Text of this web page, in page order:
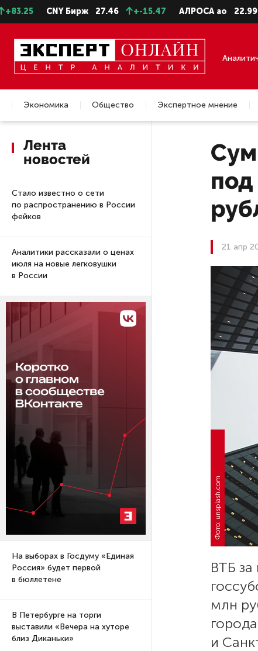
CNY Бирж 27.46 +-15.47 АЛРОСА ао 22.99 +-0.11
Экономика Общество Экспертное мнение
Недвижимость
Лента
новостей
Стало известно о сети
по распространению в России
фейков
Аналитики рассказали о ценах
июля на новые легковушки
в России
На выборах в Госдуму «Единая
Россия» будет первой
в бюллетене
В Петербурге на торги
выставили «Вечера на хуторе
близ Диканьки»
21 апр
Фото: unsplash.com
ВТБ
млн
и